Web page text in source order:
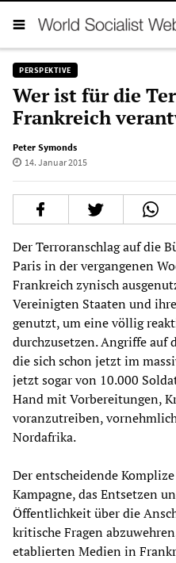
PERSPEKTIVE
Wer ist für die
Frankreich
Peter Symonds
14. Januar 2015
Der Terroranschlag auf die
Paris in der vergangenen
Frankreich zynisch
Vereinigten Staaten und
genutzt, um eine völlig
durchzusetzen. Angriffe auf
die sich schon jetzt im
jetzt sogar von 10.000
Hand mit Vorbereitungen,
voranzutreiben,
Nordafrika.
Der entscheidende
Kampagne, das Entsetzen
Öffentlichkeit über die
kritische Fragen
etablierten Medien in